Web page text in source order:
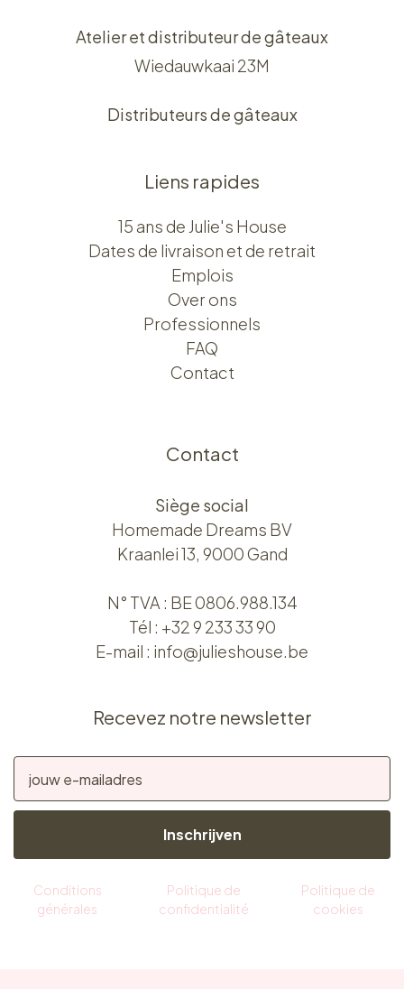
Atelier et distributeur de gâteaux
Wiedauwkaai 23M
Distributeurs de gâteaux
Liens rapides
15 ans de Julie's House
Dates de livraison et de retrait
Emplois
Over ons​​
Professionnels
FAQ
Contact
Contact
Siège social
Homemade Dreams BV
Kraanlei 13, 9000 Gand
N° TVA : BE 0806.988.134
Tél : +32 9 233 33 90
E-mail : info@julieshouse.be
Recevez notre newsletter
Inschrijven
Conditions
générales
Politique de
confidentialité
Politique de
cookies